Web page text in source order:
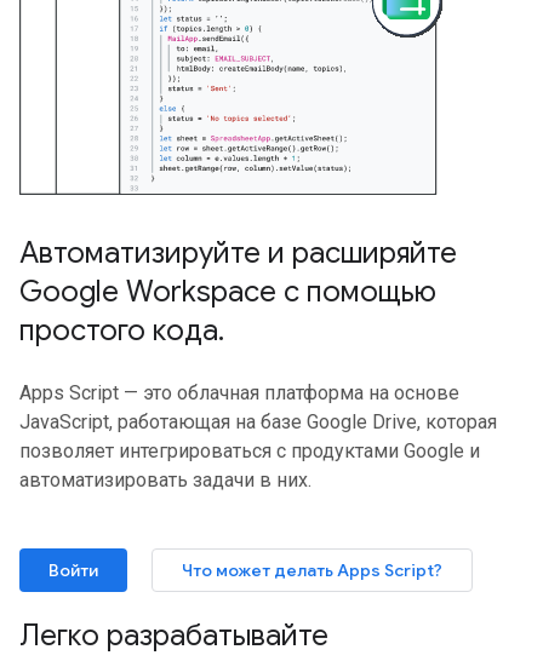
Автоматизируйте и расширяйте
Google Workspace с помощью
простого кода.
Apps Script — это облачная платформа на основе
JavaScript, работающая на базе Google Drive, которая
позволяет интегрироваться с продуктами Google и
автоматизировать задачи в них.
Войти Что может делать Apps Script?
Легко разрабатывайте